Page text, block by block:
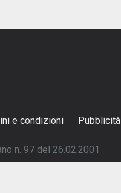
e condizioni Pubblicità
n. 97 del 26.02.2001